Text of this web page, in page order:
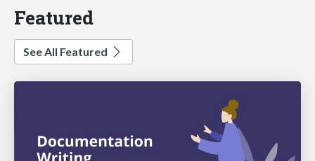
Featured
See All Featured